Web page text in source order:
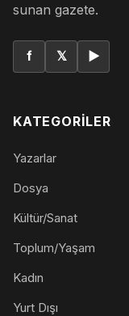
sunan gazete.
f 𝕏 ▶
KATEGORILER
Yazarlar
Dosya
Kültür/Sanat
Toplum/Yaşam
Kadın
Yurt Dışı